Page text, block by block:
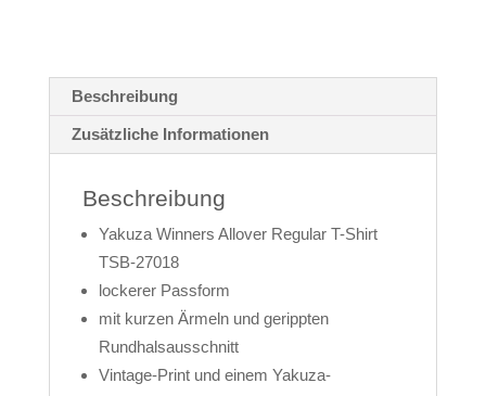
Beschreibung
Zusätzliche Informationen
Beschreibung
Yakuza Winners Allover Regular T-Shirt
TSB-27018
lockerer Passform
mit kurzen Ärmeln und gerippten
Rundhalsausschnitt
Vintage-Print und einem Yakuza-